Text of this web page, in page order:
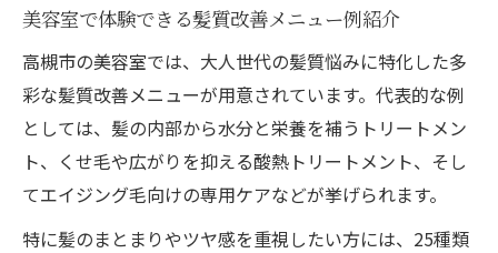
美容室で体験できる髪質改善メニュー例紹介
高槻市の美容室では、大人世代の髪質悩みに特化した多
彩な髪質改善メニューが用意されています。代表的な例
としては、髪の内部から水分と栄養を補うトリートメン
ト、くせ毛や広がりを抑える酸熱トリートメント、そし
てエイジング毛向けの専用ケアなどが挙げられます。
特に髪のまとまりやツヤ感を重視したい方には、25種類